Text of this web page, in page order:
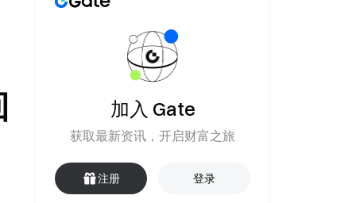
加入 Gate
获取最新资讯，开启财富之旅
注册 登录